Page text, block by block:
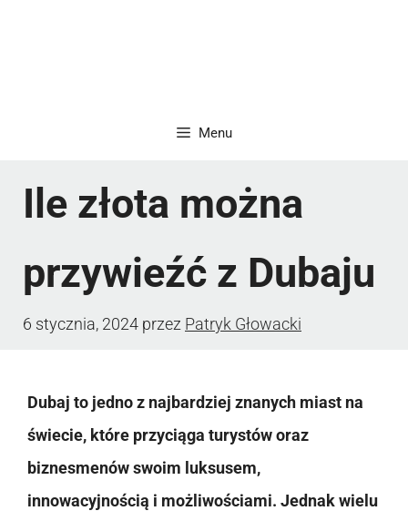
Menu
Ile złota można
przywieźć z Dubaju
6 stycznia, 2024 przez Patryk Głowacki
Dubaj to jedno z najbardziej znanych miast na
świecie, które przyciąga turystów oraz
biznesmenów swoim luksusem,
innowacyjnością i możliwościami. Jednak wielu